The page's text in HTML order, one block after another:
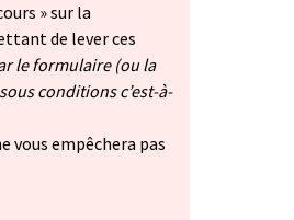
» sur la
de lever ces
le formulaire (ou la
conditions c’est-à-
vous empêchera pas